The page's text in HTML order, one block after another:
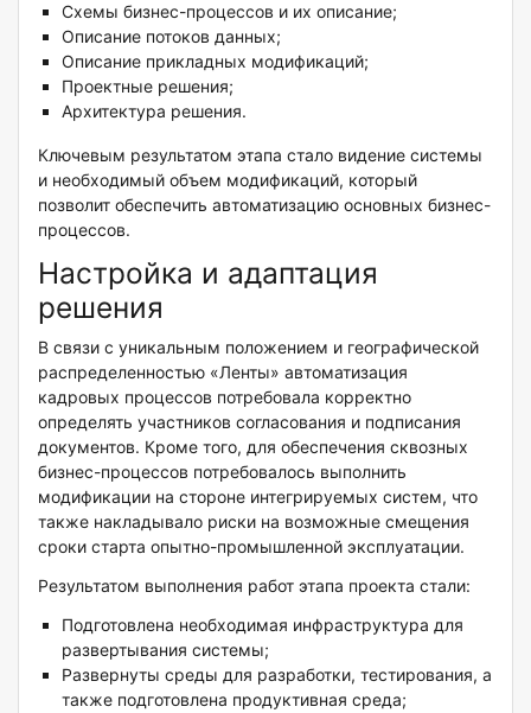
Схемы бизнес-процессов и их описание;
Описание потоков данных;
Описание прикладных модификаций;
Проектные решения;
Архитектура решения.
Ключевым результатом этапа стало видение системы
и необходимый объем модификаций, который
позволит обеспечить автоматизацию основных бизнес-
процессов.
Настройка и адаптация
решения
В связи с уникальным положением и географической
распределенностью «Ленты» автоматизация
кадровых процессов потребовала корректно
определять участников согласования и подписания
документов. Кроме того, для обеспечения сквозных
бизнес-процессов потребовалось выполнить
модификации на стороне интегрируемых систем, что
также накладывало риски на возможные смещения
сроки старта опытно-промышленной эксплуатации.
Результатом выполнения работ этапа проекта стали:
Подготовлена необходимая инфраструктура для
развертывания системы;
Развернуты среды для разработки, тестирования, а
также подготовлена продуктивная среда;